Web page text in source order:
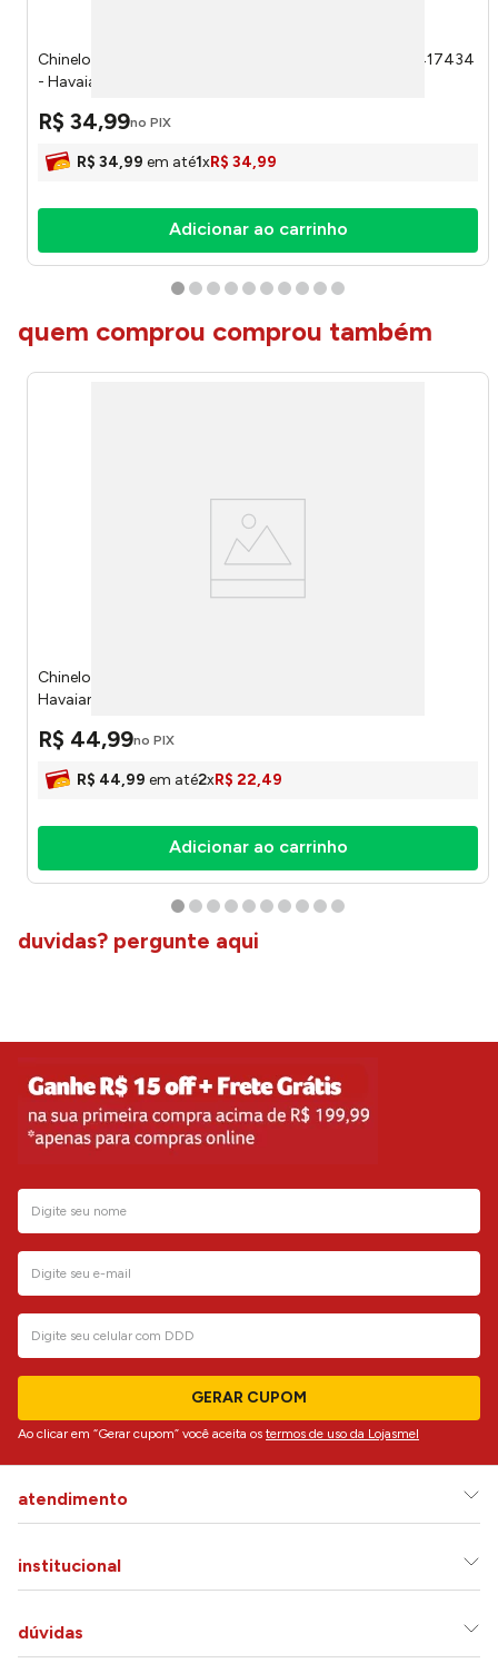
Chinelo Color Essential Azul Indigo 43/44 41485879417434
- Havaianas
R$ 34,99no PIX
R$ 34,99 em até1xR$ 34,99
Adicionar ao carrinho
quem comprou comprou também
Chinelo Slim Rose Gold 39/40 40000303581390 -
Havaianas
R$ 44,99no PIX
R$ 44,99 em até2xR$ 22,49
Adicionar ao carrinho
duvidas? pergunte aqui
GERAR CUPOM
Ao clicar em “Gerar cupom” você aceita os termos de uso da Lojasmel
atendimento
institucional
dúvidas